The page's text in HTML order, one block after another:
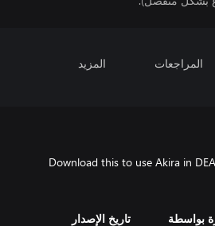
المراجعات المزيد
Download this to use Akira in
بواسطة تاريخ الإصدار